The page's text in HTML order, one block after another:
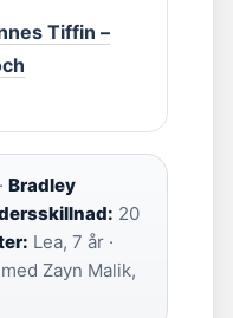
Tiffin –
Bradley
20
Lea, 7 år ·
Zayn Malik,